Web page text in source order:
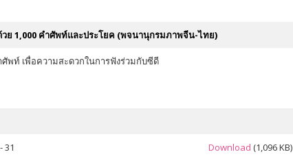
วย 1,000 คำศัพท์และประโยค (พจนานุกรมภาพจีน-ไทย)
ศัพท์ เพื่อความสะดวกในการฟังร่วมกับซีดี
31 Download (1,096 KB)